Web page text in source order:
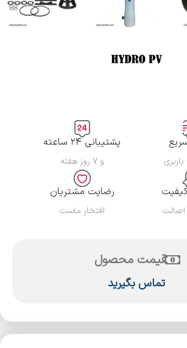
پشتیبانی ۲۴ ساعته
و ۷ روز هفته
رضایت مشتریان
افتخار ماست
قیمت محصول
تماس بگیرید